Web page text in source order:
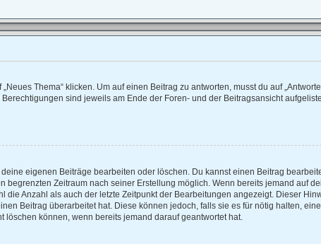
Thema“ klicken. Um auf einen Beitrag zu antworten, musst du auf
sind jeweils am Ende der Foren- und der Beitragsansicht
eigenen Beiträge bearbeiten oder löschen. Du kannst einen Beitrag
begrenzten Zeitraum nach seiner Erstellung möglich. Wenn bereits jemand auf
Anzahl als auch der letzte Zeitpunkt der Bearbeitungen angezeigt. Dieser
Beitrag überarbeitet hat. Diese können jedoch, falls sie es für nötig halten,
können, wenn bereits jemand darauf geantwortet hat.